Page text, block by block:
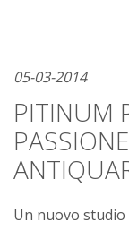
05-03-2014
PITINUM
Un nuovo